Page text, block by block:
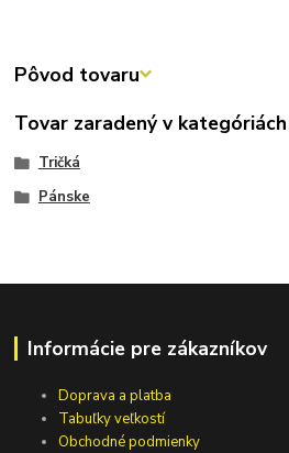
Pôvod tovaru
Tovar zaradený v kategóriách
Tričká
Pánske
Informácie pre zákazníkov
Doprava a platba
Tabuľky veľkostí
Obchodné podmienky